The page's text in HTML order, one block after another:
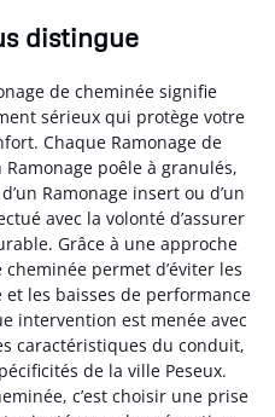
distingue
de cheminée signifie
sérieux qui protège votre
Chaque Ramonage de
Ramonage poêle à granulés,
Ramonage insert ou d’un
avec la volonté d’assurer
Grâce à une approche
permet d’éviter les
les baisses de performance
intervention est menée avec
caractéristiques du conduit,
de la ville Peseux.
c’est choisir une prise